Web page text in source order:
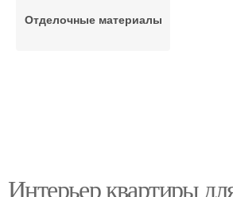
Отделочные материалы
Интерьер квартиры